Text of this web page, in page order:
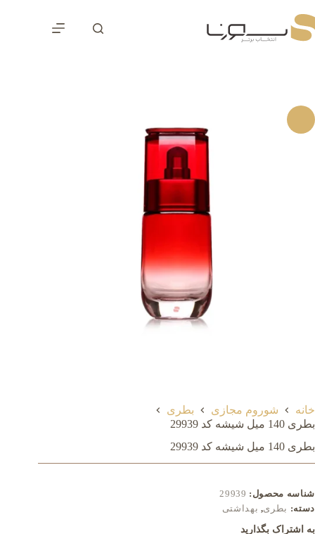
به
محتوا
خانه شوروم مجازی
بطری
بطری 140 میل شيشه کد 29939
بطری 140 میل شيشه کد 29939
شناسه محصول: 29939
دسته: بطری, بهداشتی
به اشتراک بگذارید